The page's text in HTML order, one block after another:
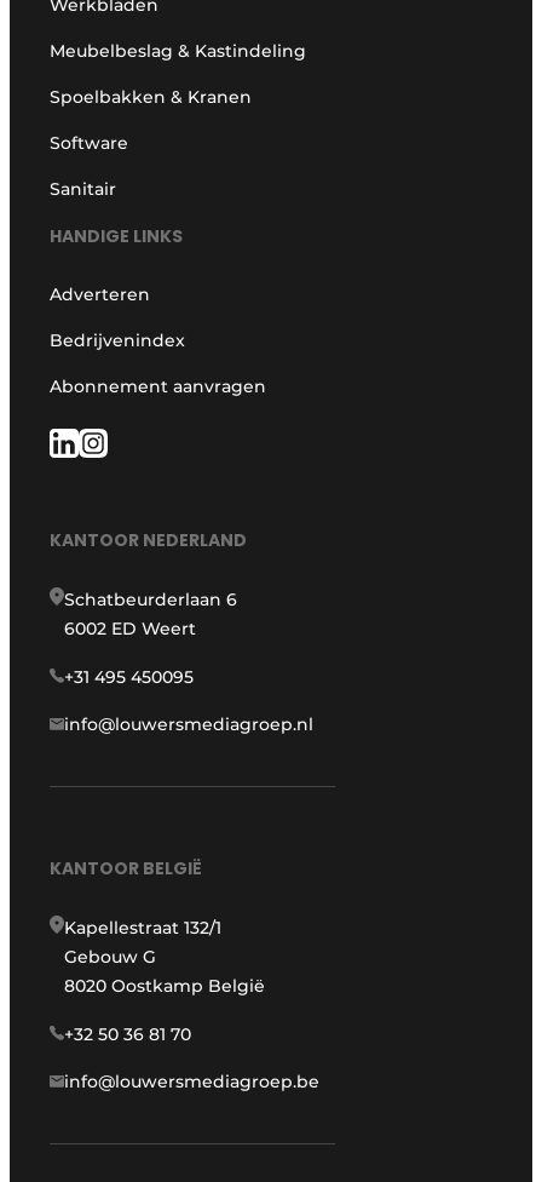
Werkbladen
Meubelbeslag & Kastindeling
Spoelbakken & Kranen
Software
Sanitair
HANDIGE LINKS
Adverteren
Bedrijvenindex
Abonnement aanvragen
KANTOOR NEDERLAND
Schatbeurderlaan 6
6002 ED Weert
+31 495 450095
info@louwersmediagroep.nl
KANTOOR BELGIË
Kapellestraat 132/1
Gebouw G
8020 Oostkamp België
+32 50 36 81 70
info@louwersmediagroep.be